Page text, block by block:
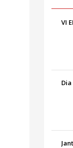
VI